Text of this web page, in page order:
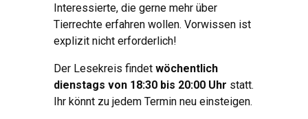
Interessierte, die gerne mehr über
Tierrechte erfahren wollen. Vorwissen ist
explizit nicht erforderlich!
Der Lesekreis findet wöchentlich
dienstags von 18:30 bis 20:00 Uhr statt.
Ihr könnt zu jedem Termin neu einsteigen.